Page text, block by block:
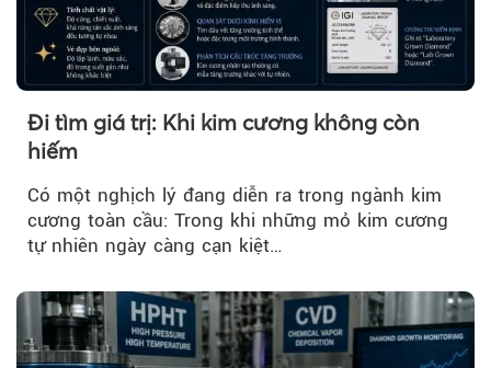
Đi tìm giá trị: Khi kim cương không còn
hiếm
Có một nghịch lý đang diễn ra trong ngành kim
cương toàn cầu: Trong khi những mỏ kim cương
tự nhiên ngày càng cạn kiệt…